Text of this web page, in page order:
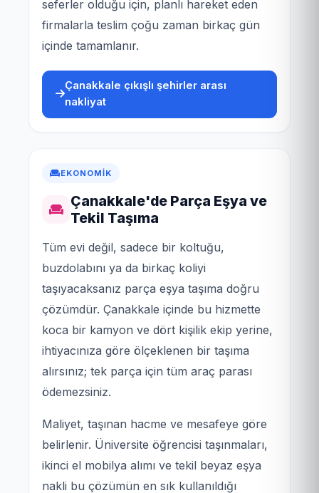
seferler olduğu için, planlı hareket eden
firmalarla teslim çoğu zaman birkaç gün
içinde tamamlanır.
Çanakkale çıkışlı şehirler arası
nakliyat
EKONOMIK
Çanakkale'de Parça Eşya ve
Tekil Taşıma
Tüm evi değil, sadece bir koltuğu,
buzdolabını ya da birkaç koliyi
taşıyacaksanız parça eşya taşıma doğru
çözümdür. Çanakkale içinde bu hizmette
koca bir kamyon ve dört kişilik ekip yerine,
ihtiyacınıza göre ölçeklenen bir taşıma
alırsınız; tek parça için tüm araç parası
ödemezsiniz.
Maliyet, taşınan hacme ve mesafeye göre
belirlenir. Üniversite öğrencisi taşınmaları,
ikinci el mobilya alımı ve tekil beyaz eşya
nakli bu çözümün en sık kullanıldığı